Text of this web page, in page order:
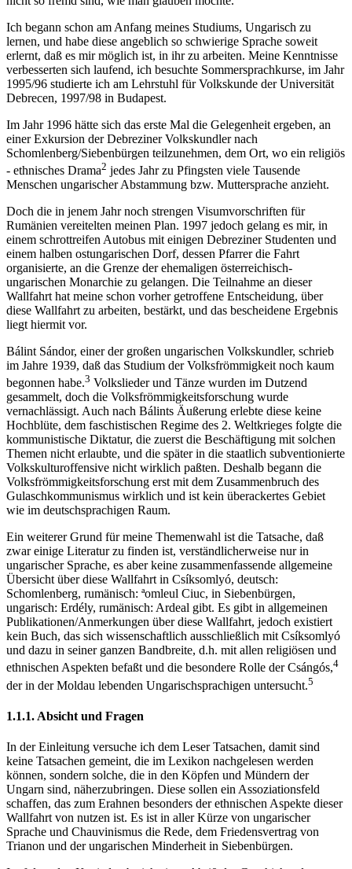
Ich begann schon am Anfang meines Studiums, Ungarisch zu
lernen, und habe diese angeblich so schwierige Sprache soweit
erlernt, daß es mir möglich ist, in ihr zu arbeiten. Meine Kenntnisse
verbesserten sich laufend, ich besuchte Sommersprachkurse, im Jahr
1995/96 studierte ich am Lehrstuhl für Volkskunde der Universität
Debrecen, 1997/98 in Budapest.
Im Jahr 1996 hätte sich das erste Mal die Gelegenheit ergeben, an
einer Exkursion der Debreziner Volkskundler nach
Schomlenberg/Siebenbürgen teilzunehmen, dem Ort, wo ein religiös
- ethnisches Drama2 jedes Jahr zu Pfingsten viele Tausende
Menschen ungarischer Abstammung bzw. Muttersprache anzieht.
Doch die in jenem Jahr noch strengen Visumvorschriften für
Rumänien vereitelten meinen Plan. 1997 jedoch gelang es mir, in
einem schrottreifen Autobus mit einigen Debreziner Studenten und
einem halben ostungarischen Dorf, dessen Pfarrer die Fahrt
organisierte, an die Grenze der ehemaligen österreichisch-
ungarischen Monarchie zu gelangen. Die Teilnahme an dieser
Wallfahrt hat meine schon vorher getroffene Entscheidung, über
diese Wallfahrt zu arbeiten, bestärkt, und das bescheidene Ergebnis
liegt hiermit vor.
Bálint Sándor, einer der großen ungarischen Volkskundler, schrieb
im Jahre 1939, daß das Studium der Volksfrömmigkeit noch kaum
begonnen habe.3 Volkslieder und Tänze wurden im Dutzend
gesammelt, doch die Volksfrömmigkeitsforschung wurde
vernachlässigt. Auch nach Bálints Äußerung erlebte diese keine
Hochblüte, dem faschistischen Regime des 2. Weltkrieges folgte die
kommunistische Diktatur, die zuerst die Beschäftigung mit solchen
Themen nicht erlaubte, und die später in die staatlich subventionierte
Volkskulturoffensive nicht wirklich paßten. Deshalb begann die
Volksfrömmigkeitsforschung erst mit dem Zusammenbruch des
Gulaschkommunismus wirklich und ist kein überackertes Gebiet
wie im deutschsprachigen Raum.
Ein weiterer Grund für meine Themenwahl ist die Tatsache, daß
zwar einige Literatur zu finden ist, verständlicherweise nur in
ungarischer Sprache, es aber keine zusammenfassende allgemeine
Übersicht über diese Wallfahrt in Csíksomlyó, deutsch:
Schomlenberg, rumänisch: ªomleul Ciuc, in Siebenbürgen,
ungarisch: Erdély, rumänisch: Ardeal gibt. Es gibt in allgemeinen
Publikationen/Anmerkungen über diese Wallfahrt, jedoch existiert
kein Buch, das sich wissenschaftlich ausschließlich mit Csíksomlyó
und dazu in seiner ganzen Bandbreite, d.h. mit allen religiösen und
ethnischen Aspekten befaßt und die besondere Rolle der Csángós,4
der in der Moldau lebenden Ungarischsprachigen untersucht.5
1.1.1. Absicht und Fragen
In der Einleitung versuche ich dem Leser Tatsachen, damit sind
keine Tatsachen gemeint, die im Lexikon nachgelesen werden
können, sondern solche, die in den Köpfen und Mündern der
Ungarn sind, näherzubringen. Diese sollen ein Assoziationsfeld
schaffen, das zum Erahnen besonders der ethnischen Aspekte dieser
Wallfahrt von nutzen ist. Es ist in aller Kürze von ungarischer
Sprache und Chauvinismus die Rede, dem Friedensvertrag von
Trianon und der ungarischen Minderheit in Siebenbürgen.